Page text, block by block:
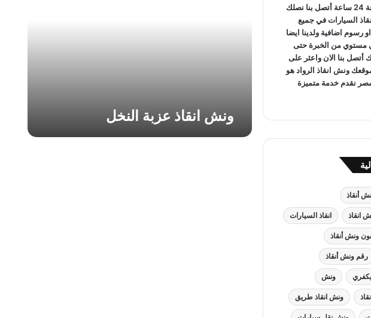
ل
ونش انقاذ عزبة النخل
سيارات يعمل علي مدار الساعة 24 ساعة أتصل بنا نصلك
السياراتفي جميع
رسوم اضافية ولدينا ايضا
مستوي من الخبرة حتى
أتصل بنا الان واعثر على
ونش انقاذ الرواد هو
نقدم خدمة متميزة
أنقاذ
انقاذ انقاذ السيارات
ونش أنقاذ
رقم ونش أنقاذ
ونش
ونش انقاذ طريق